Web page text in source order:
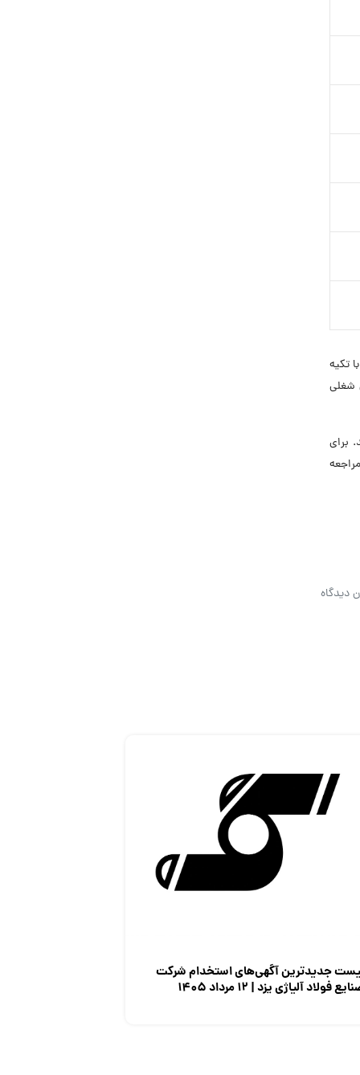
تکیه
شغلی
برای
دیدگاه
جدیدترین آگهی‌های استخدام شرکت
فولاد آلیاژی یزد | ۱۲ مرداد ۱۴۰۵